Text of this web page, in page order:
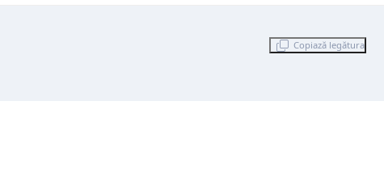
Copiază legătura